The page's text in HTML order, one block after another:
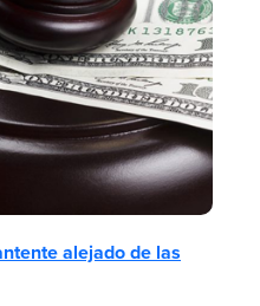
alejado de las